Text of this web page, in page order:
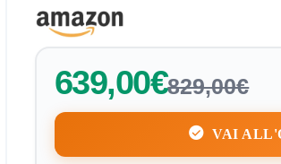
639,00€829,00€
VAI